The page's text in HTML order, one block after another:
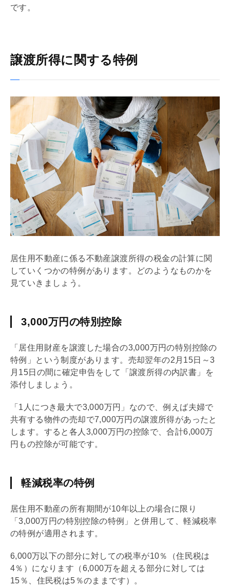
です。
譲渡所得に関する特例
居住用不動産に係る不動産譲渡所得の税金の計算に関
していくつかの特例があります。どのようなものかを
見ていきましょう。
3,000万円の特別控除
「居住用財産を譲渡した場合の3,000万円の特別控除の
特例」という制度があります。売却翌年の2月15日～3
月15日の間に確定申告をして「譲渡所得の内訳書」を
添付しましょう。
「1人につき最大で3,000万円」なので、例えば夫婦で
共有する物件の売却で7,000万円の譲渡所得があったと
します。すると各人3,000万円の控除で、合計6,000万
円もの控除が可能です。
軽減税率の特例
居住用不動産の所有期間が10年以上の場合に限り
「3,000万円の特別控除の特例」と併用して、軽減税率
の特例が適用されます。
6,000万以下の部分に対しての税率が10％（住民税は
4％）になります（6,000万を超える部分に対しては
15％、住民税は5％のままです）。